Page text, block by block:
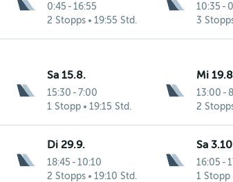
0:45 - 16:55
2 Stopps
19:55 Std.
10:35 -
3
Sa 15.8.
15:30 - 7:00
1 Stopp
19:15 Std.
Mi
13:00 -
2
Di 29.9.
18:45 - 10:10
2 Stopps
19:10 Std.
Sa
16:05 -
1 Stopp